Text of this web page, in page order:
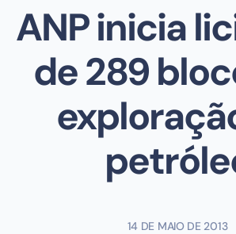
ANP inicia
de 289
14 DE MAIO DE 2013